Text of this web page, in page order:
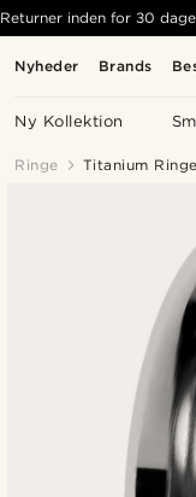
Nyheder Brands
Ny Kollektion
Returner inden for 30
Ringe Titanium Ringe